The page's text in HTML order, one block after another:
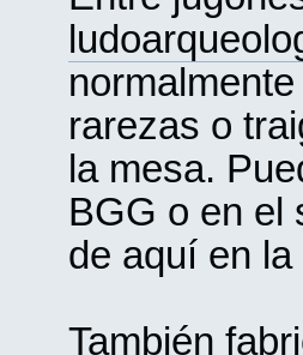
rarezas o
la mesa.
BGG o en el
de aquí en
También